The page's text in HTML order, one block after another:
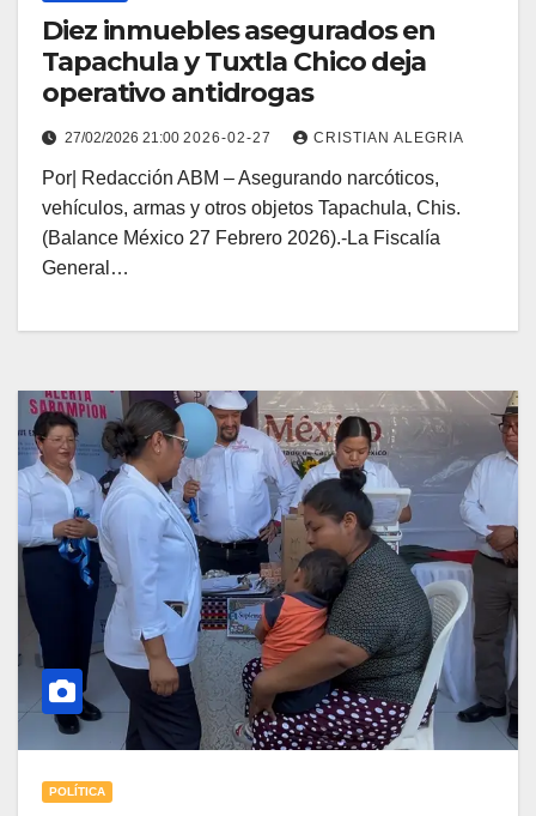
Diez inmuebles asegurados en
Tapachula y Tuxtla Chico deja
operativo antidrogas
27/02/2026 21:00 2026-02-27 CRISTIAN ALEGRIA
Por| Redacción ABM – Asegurando narcóticos,
vehículos, armas y otros objetos Tapachula, Chis.
(Balance México 27 Febrero 2026).-La Fiscalía
General…
POLÍTICA